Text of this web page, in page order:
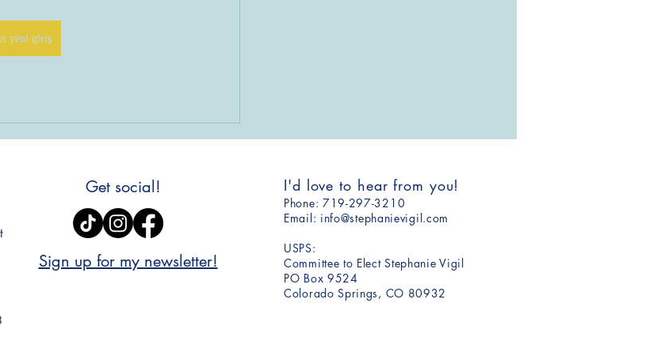
yeni giriş
Get social!
Sign up for my newsletter!
I'd love to hear from you!
​Phone: ​719-297-3210
Email: info@stephanievigil.com
USPS:
Committee to Elect Stephanie Vigil​​
PO Box 9524
Colorado Springs, CO 80932